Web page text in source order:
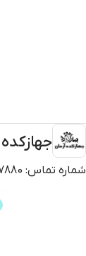
شماره تماس: